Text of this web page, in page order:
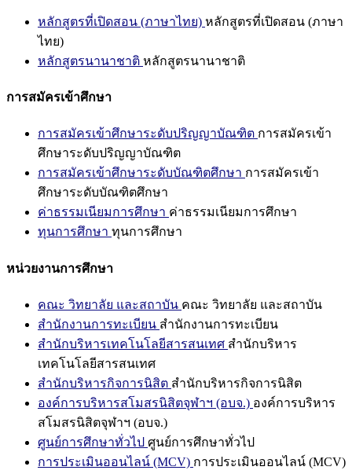
หลักสูตรที่เปิดสอน (ภาษาไทย) หลักสูตรที่เปิดสอน (ภาษา
ไทย)
หลักสูตรนานาชาติ หลักสูตรนานาชาติ
การสมัครเข้าศึกษา
การสมัครเข้าศึกษาระดับปริญญาบัณฑิต การสมัครเข้า
ศึกษาระดับปริญญาบัณฑิต
การสมัครเข้าศึกษาระดับบัณฑิตศึกษา การสมัครเข้า
ศึกษาระดับบัณฑิตศึกษา
ค่าธรรมเนียมการศึกษา ค่าธรรมเนียมการศึกษา
ทุนการศึกษา ทุนการศึกษา
หน่วยงานการศึกษา
คณะ วิทยาลัย และสถาบัน คณะ วิทยาลัย และสถาบัน
สำนักงานการทะเบียน สำนักงานการทะเบียน
สำนักบริหารเทคโนโลยีสารสนเทศ สำนักบริหาร
เทคโนโลยีสารสนเทศ
สำนักบริหารกิจการนิสิต สำนักบริหารกิจการนิสิต
องค์การบริหารสโมสรนิสิตจุฬาฯ (อบจ.) องค์การบริหาร
สโมสรนิสิตจุฬาฯ (อบจ.)
ศูนย์การศึกษาทั่วไป ศูนย์การศึกษาทั่วไป
การประเมินออนไลน์ (MCV) การประเมินออนไลน์ (MCV)